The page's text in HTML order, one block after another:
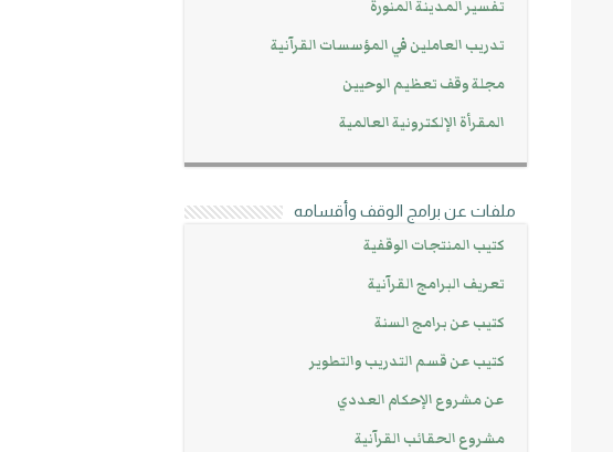
تفسير المدينة المنورة
تدريب العاملين في المؤسسات القرآنية
مجلة وقف تعظيم الوحيين
المقرأة الإلكترونية العالمية
ملفات عن برامج الوقف وأقسامه
كتيب المنتجات الوقفية
تعريف البرامج القرآنية
كتيب عن برامج السنة
كتيب عن قسم التدريب والتطوير
عن مشروع الإحكام العددي
مشروع الحقائب القرآنية